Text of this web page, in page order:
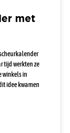
met
tijd werkten ze
winkels in
idee kwamen